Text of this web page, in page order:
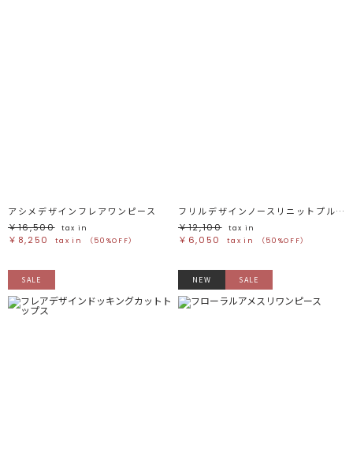
アシメデザインフレアワンピース
￥16,500
tax in
￥8,250 tax in （50%OFF）
フリルデザインノースリニットプルオーバー
￥12,100
tax in
￥6,050 tax in （50%OFF）
SALE NEW SALE